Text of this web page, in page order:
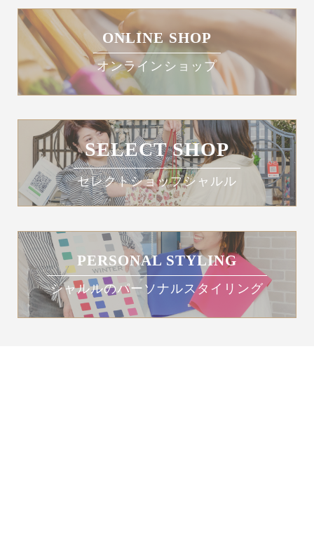
ONLINE SHOP
オンラインショップ
SELECT SHOP
セレクトショップシャルル
PERSONAL STYLING
シャルルのパーソナルスタイリング